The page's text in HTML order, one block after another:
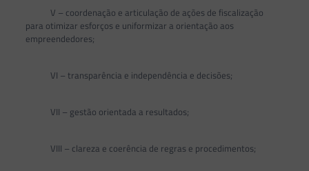
V – coordenação e articulação de ações de fiscalização
para otimizar esforços e uniformizar a orientação aos
empreendedores;
VI – transparência e independência e decisões;
VII – gestão orientada a resultados;
VIII – clareza e coerência de regras e procedimentos;